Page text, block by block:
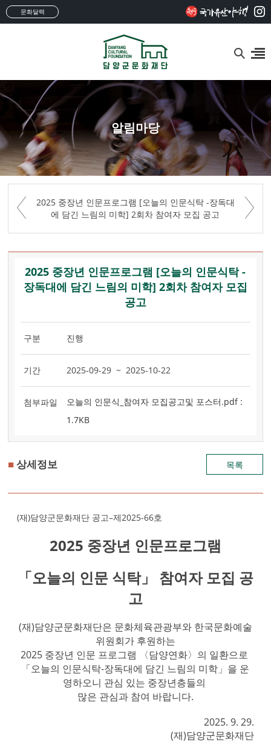
문화달력
알림마당
2025 중장년 인문프로그램 [오늘의 인문식탁 -장독대
에 담긴 느림의 미학] 2회차 참여자 모집 공고
2025 중장년 인문프로그램 [오늘의 인문식탁 -
장독대에 담긴 느림의 미학] 2회차 참여자 모집
공고
구분 진행
기간 2025-09-29 ~ 2025-10-22
첨부파일
오늘의 인문식_참여자 모집공고및 포스터.pdf :
1.7KB
■상세정보 목록
(재)담양군문화재단 공고–제2025-66호
2025 중장년 인문프로그램
「오늘의 인문 식탁」 참여자 모집 공
고
(재)담양군문화재단은 문화체육관광부와 한국문화예술
위원회가 후원하는
2025 중장년 인문 프로그램 〈담양연화〉의 일환으로
「오늘의 인문식탁-장독대에 담긴 느림의 미학」을 운
영하오니 관심 있는 중장년층들의
많은 관심과 참여 바랍니다.​
2025. 9. 29.
(재)담양군문화재단